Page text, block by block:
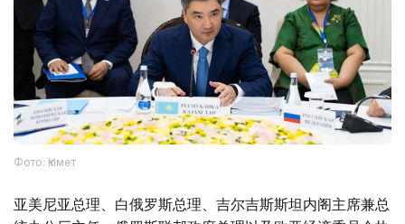
Фото: Үкімет
亚美尼亚总理、白俄罗斯总理、吉尔吉斯斯坦内阁主席兼总